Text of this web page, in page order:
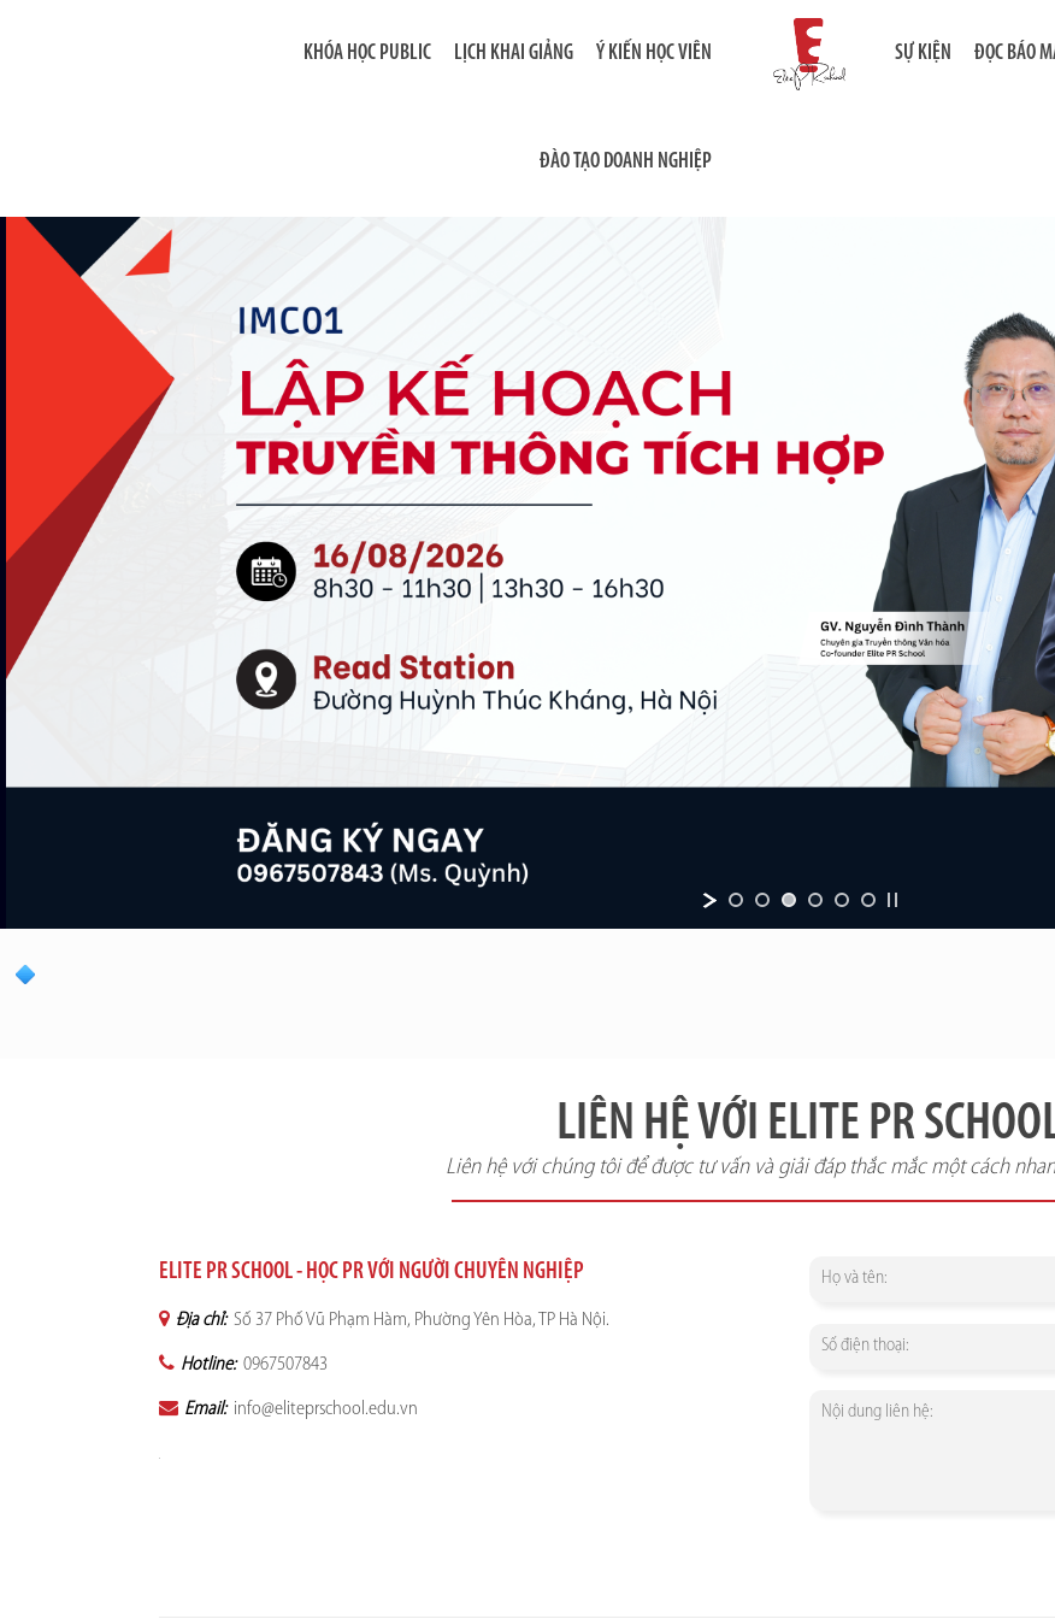
KHÓA HỌC PUBLIC LỊCH KHAI GIẢNG Ý KIẾN HỌC VIÊN
ĐÀO TẠO DOANH NGHIỆP
SỰ KIỆN ĐỌC BÁO
LIÊN HỆ VỚI ELITE PR
Liên hệ với chúng tôi để được tư vấn và giải đáp thắc mắc một cách
ELITE PR SCHOOL - HỌC PR VỚI NGƯỜI CHUYÊN NGHIỆP
Địa chỉ: Số 37 Phố Vũ Phạm Hàm, Phường Yên Hòa, TP Hà Nội.
Hotline: 0967507843
Email: info@eliteprschool.edu.vn